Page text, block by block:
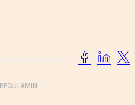
REGULAMIN